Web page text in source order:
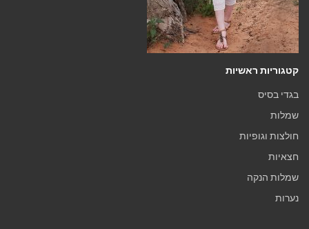
קטגוריות ראשיות
בגדי בסיס
שמלות
חולצות וגופיות
חצאיות
שמלות הנקה
נערות